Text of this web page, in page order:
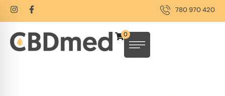
780 970 420
0